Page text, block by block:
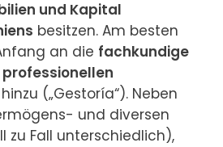
und Kapital
besitzen. Am besten
an die fachkundige
hinzu („Gestoría“). Neben
und diversen
zu Fall unterschiedlich),